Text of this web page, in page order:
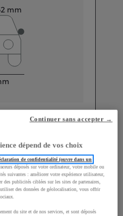
mm
108g/km
180km/h
dépend de vos choix
de confidentialité (ouvre dans un
déposés sur votre ordinateur, votre mobile ou
suivantes : améliorer votre expérience utilisateur,
des publicités ciblées sur les sites de partenaires,
des données de géolocalisation, vous offrir
du site et de nos services, et sont déposés
Continuer sans accepter →